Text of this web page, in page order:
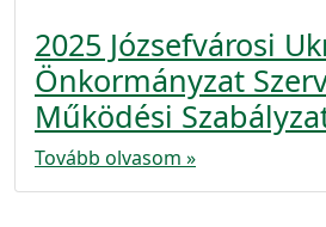
2025 Józsefvárosi
Önkormányzat
Működési
Tovább olvasom »